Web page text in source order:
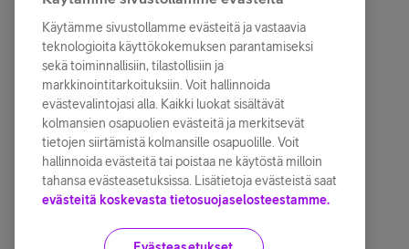
Käytämme sivustollamme evästeitä ja vastaavia
teknologioita käyttökokemuksen parantamiseksi
sekä toiminnallisiin, tilastollisiin ja
markkinointitarkoituksiin. Voit hallinnoida
evästevalintojasi alla. Kaikki luokat sisältävät
kolmansien osapuolien evästeitä ja merkitsevät
tietojen siirtämistä kolmansille osapuolille. Voit
hallinnoida evästeitä tai poistaa ne käytöstä milloin
tahansa evästeasetuksissa. Lisätietoja evästeistä saat
evästeitä koskevasta tietosuojaselosteestamme.